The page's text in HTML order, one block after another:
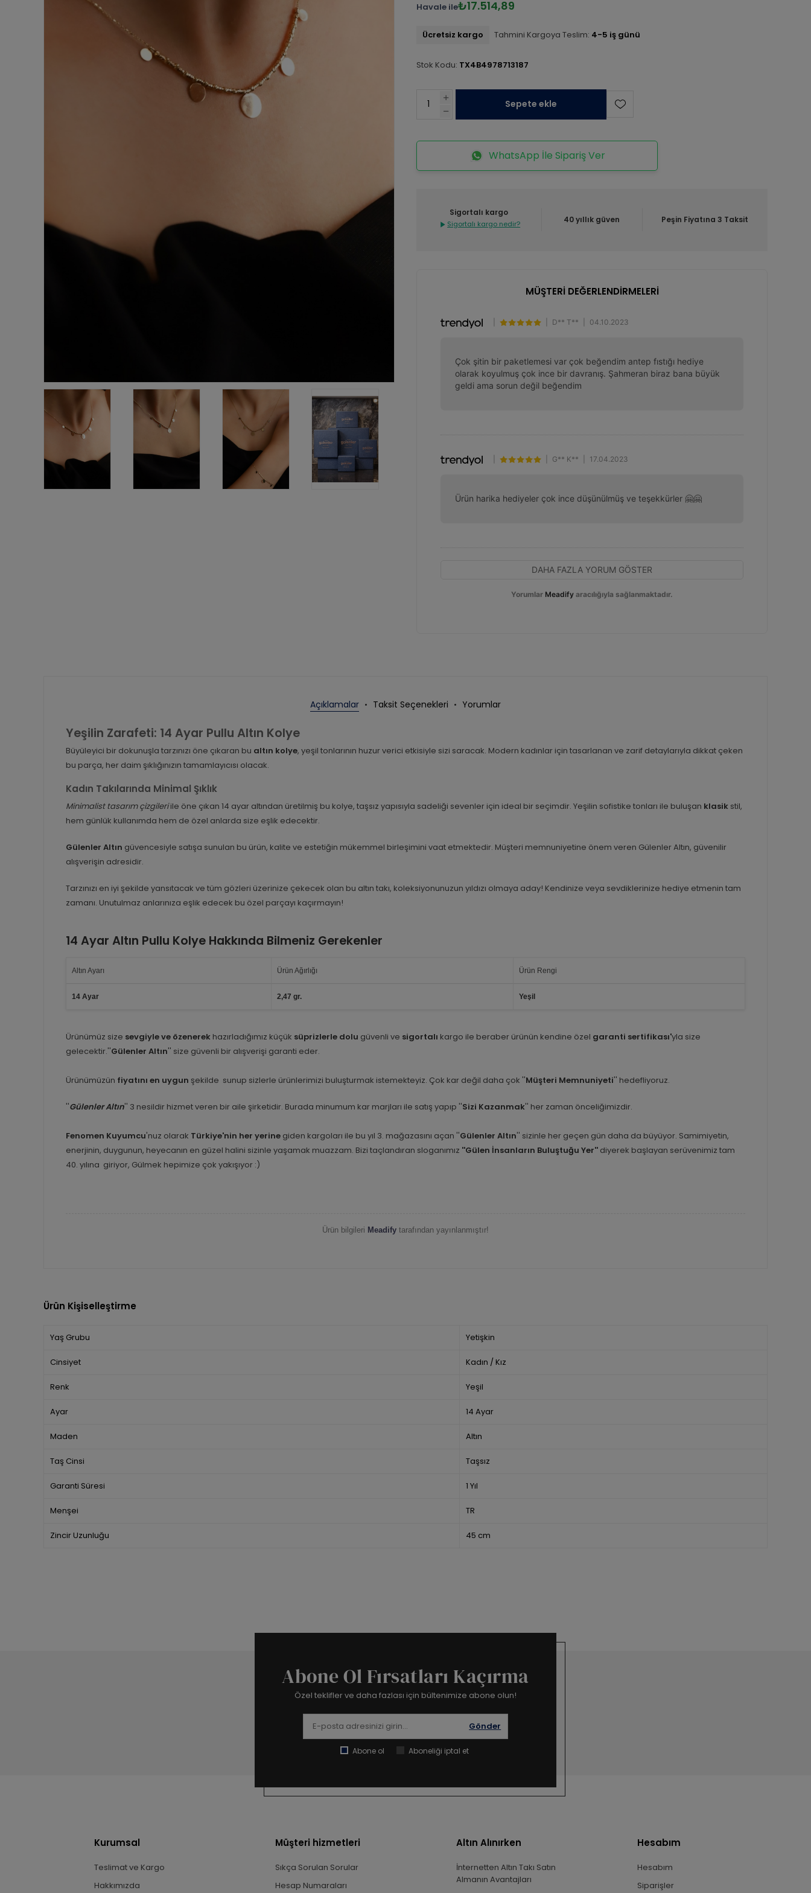
Havale ile₺17.514,89
Ücretsiz kargo Tahmini Kargoya Teslim: 4-5 iş günü
Stok Kodu: TX4B4978713187
Sepete ekle
WhatsApp İle Sipariş Ver
Sigortalı kargo
Sigortalı kargo nedir? 40 yıllık güven Peşin Fiyatına 3 Taksit
MÜŞTERİ DEĞERLENDİRMELERİ
D** T** 04.10.2023
Çok şitin bir paketlemesi var çok beğendim antep fıstığı hediye
olarak koyulmuş çok ince bir davranış. Şahmeran biraz bana büyük
geldi ama sorun değil beğendim
G** K** 17.04.2023
Ürün harika hediyeler çok ince düşünülmüş ve teşekkürler 🤗🤗
DAHA FAZLA YORUM GÖSTER
Yorumlar Meadify aracılığıyla sağlanmaktadır.
Açıklamalar Taksit Seçenekleri Yorumlar
Yeşilin Zarafeti: 14 Ayar Pullu Altın Kolye
Büyüleyici bir dokunuşla tarzınızı öne çıkaran bu altın kolye, yeşil tonlarının huzur verici etkisiyle sizi saracak. Modern kadınlar için tasarlanan ve zarif detaylarıyla dikkat çeken
bu parça, her daim şıklığınızın tamamlayıcısı olacak.
Kadın Takılarında Minimal Şıklık
Minimalist tasarım çizgileriile öne çıkan 14 ayar altından üretilmiş bu kolye, taşsız yapısıyla sadeliği sevenler için ideal bir seçimdir. Yeşilin sofistike tonları ile buluşan klasik stil,
hem günlük kullanımda hem de özel anlarda size eşlik edecektir.
Gülenler Altın güvencesiyle satışa sunulan bu ürün, kalite ve estetiğin mükemmel birleşimini vaat etmektedir. Müşteri memnuniyetine önem veren Gülenler Altın, güvenilir
alışverişin adresidir.
Tarzınızı en iyi şekilde yansıtacak ve tüm gözleri üzerinize çekecek olan bu altın takı, koleksiyonunuzun yıldızı olmaya aday! Kendinize veya sevdiklerinize hediye etmenin tam
zamanı. Unutulmaz anlarınıza eşlik edecek bu özel parçayı kaçırmayın!
14 Ayar Altın Pullu Kolye Hakkında Bilmeniz Gerekenler
Altın Ayarı Ürün Ağırlığı Ürün Rengi
14 Ayar 2,47 gr. Yeşil
Ürünümüz size sevgiyle ve özenerek hazırladığımız küçük süprizlerle dolu güvenli ve sigortalı kargo ile beraber ürünün kendine özel garanti sertifikası'yla size
gelecektir.''Gülenler Altın'' size güvenli bir alışverişi garanti eder.
Ürünümüzün fiyatını en uygun şekilde sunup sizlerle ürünlerimizi buluşturmak istemekteyiz. Çok kar değil daha çok ''Müşteri Memnuniyeti'' hedefliyoruz.
''Gülenler Altın'' 3 nesildir hizmet veren bir aile şirketidir. Burada minumum kar marjları ile satış yapıp ''Sizi Kazanmak'' her zaman önceliğimizdir.
Fenomen Kuyumcu'nuz olarak Türkiye'nin her yerine giden kargoları ile bu yıl 3. mağazasını açan ''Gülenler Altın'' sizinle her geçen gün daha da büyüyor. Samimiyetin,
enerjinin, duygunun, heyecanın en güzel halini sizinle yaşamak muazzam. Bizi taçlandıran sloganımız ''Gülen İnsanların Buluştuğu Yer'' diyerek başlayan serüvenimiz tam
40. yılına giriyor, Gülmek hepimize çok yakışıyor :)
Ürün bilgileri Meadify tarafından yayınlanmıştır!
Ürün Kişiselleştirme
Yaş Grubu Yetişkin
Cinsiyet Kadın / Kız
Renk Yeşil
Ayar 14 Ayar
Maden Altın
Taş Cinsi Taşsız
Garanti Süresi 1 Yıl
Menşei TR
Zincir Uzunluğu 45 cm
Abone Ol Fırsatları Kaçırma
Özel teklifler ve daha fazlası için bültenimize abone olun!
Gönder
Abone ol Aboneliği iptal et
Kurumsal
Teslimat ve Kargo
Hakkımızda
Müşteri hizmetleri
Sıkça Sorulan Sorular
Hesap Numaraları
Altın Alınırken
İnternetten Altın Takı Satın
Almanın Avantajları
Hesabım
Hesabım
Siparişler